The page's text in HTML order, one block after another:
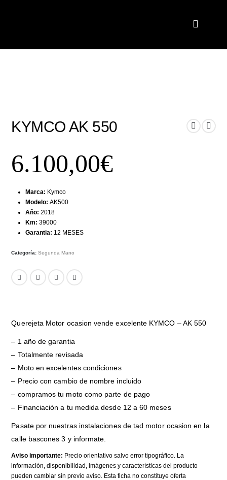
KYMCO AK 550
6.100,00€
Marca: Kymco
Modelo: AK500
Año: 2018
Km: 39000
Garantia: 12 MESES
Categoría:Segunda Mano
Querejeta Motor ocasion vende excelente KYMCO – AK 550
– 1 año de garantia
– Totalmente revisada
– Moto en excelentes condiciones
– Precio con cambio de nombre incluido
– compramos tu moto como parte de pago
– Financiación a tu medida desde 12 a 60 meses
Pasate por nuestras instalaciones de tad motor ocasion en la
calle bascones 3 y informate.
Aviso importante: Precio orientativo salvo error tipográfico. La
información, disponibilidad, imágenes y características del producto
pueden cambiar sin previo aviso. Esta ficha no constituye oferta